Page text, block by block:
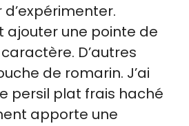
d’expérimenter.
ajouter une pointe de
D’autres
de romarin. J’ai
persil plat frais haché
apporte une